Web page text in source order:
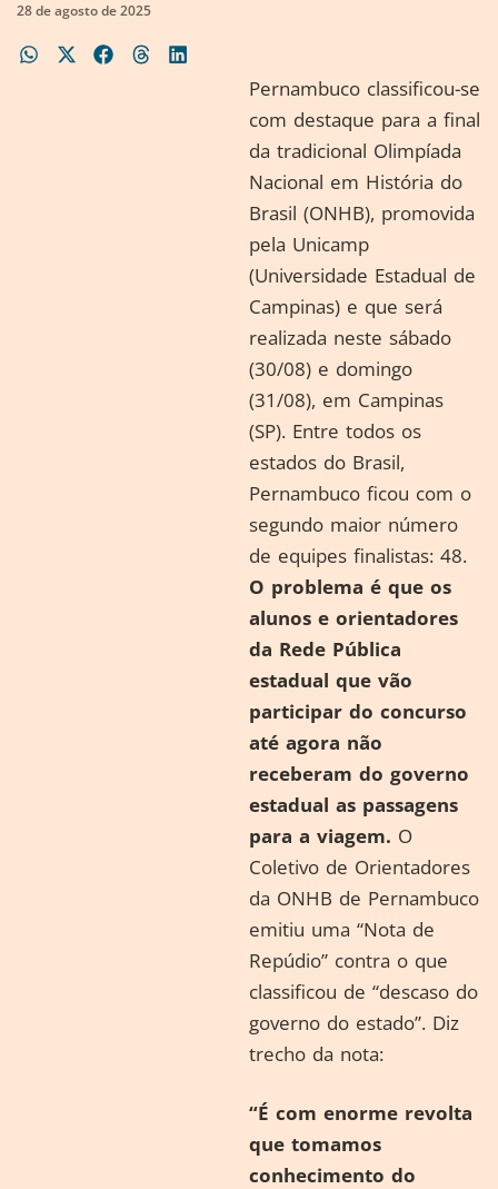
28 de agosto de 2025
Pernambuco classificou-se
com destaque para a final
da tradicional Olimpíada
Nacional em História do
Brasil (ONHB), promovida
pela Unicamp
(Universidade Estadual de
Campinas) e que será
realizada neste sábado
(30/08) e domingo
(31/08), em Campinas
(SP). Entre todos os
estados do Brasil,
Pernambuco ficou com o
segundo maior número
de equipes finalistas: 48.
O problema é que os
alunos e orientadores
da Rede Pública
estadual que vão
participar do concurso
até agora não
receberam do governo
estadual as passagens
para a viagem. O
Coletivo de Orientadores
da ONHB de Pernambuco
emitiu uma “Nota de
Repúdio” contra o que
classificou de “descaso do
governo do estado”. Diz
trecho da nota:
“É com enorme revolta
que tomamos
conhecimento do